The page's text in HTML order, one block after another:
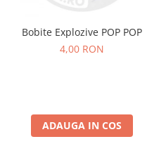
Bobite Explozive POP POP
4,00 RON
ADAUGA IN COS